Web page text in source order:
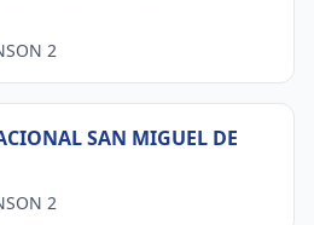
2
SAN MIGUEL DE
2